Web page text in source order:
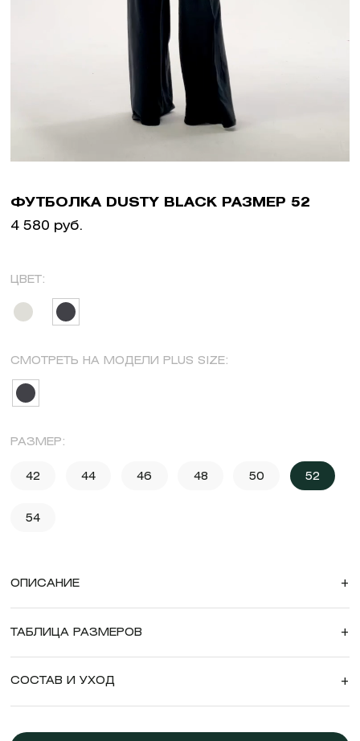
ФУТБОЛКА DUSTY BLACK РАЗМЕР 52
4 580 руб.
ЦВЕТ:
СМОТРЕТЬ НА МОДЕЛИ PLUS SIZE:
РАЗМЕР:
42 44 46 48 50 52
54
ОПИСАНИЕ +
ТАБЛИЦА РАЗМЕРОВ +
СОСТАВ И УХОД +